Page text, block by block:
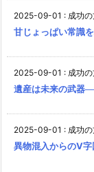
2025-09-01 : 成功
甘じょっぱい常識
2025-09-01 : 成功
遺産は未来の武器
2025-09-01 : 成功
異物混入からのV